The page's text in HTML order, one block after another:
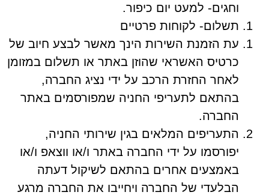
וחגים- למעט יום כיפור.
תשלום- לקוחות פרטיים
עת הזמנת השירות הינך מאשר לבצע חיוב של
כרטיס האשראי שהוזן באתר או תשלום במזומן
לאחר החזרת הרכב על ידי נציג החברה,
בהתאם לתעריפי החניה שמפורסמים באתר
החברה.
התעריפים המלאים בגין שירותי החניה,
יפורסמו על ידי החברה באתר ו/או ווצאפ ו/או
באמצעים אחרים בהתאם לשיקול דעתה
הבלעדי של החברה ויחייבו את החברה מרגע